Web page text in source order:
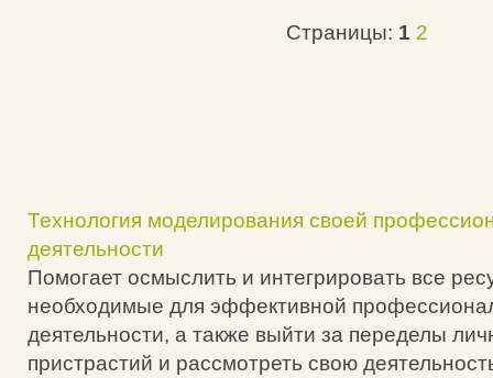
Страницы: 1 2
Технология моделирования своей
деятельности
Помогает осмыслить и интегрировать все
необходимые для эффективной
деятельности, а также выйти за переделы
пристрастий и рассмотреть свою